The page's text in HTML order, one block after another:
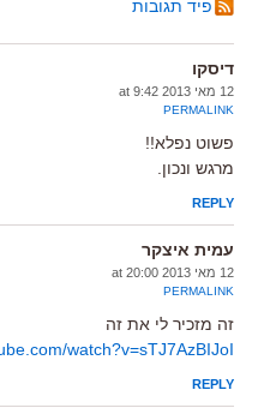
פיד תגובות
דיסקו
12 מאי 2013 at 9:42
PERMALINK
פשוט נפלא!!
מרגש ונכון.
REPLY
עמית איצקר
12 מאי 2013 at 20:00
PERMALINK
זה מזכיר לי את זה
watch?v=sTJ7AzBIJoI
REPLY